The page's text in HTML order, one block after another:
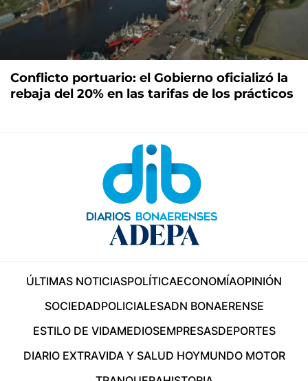
Conflicto portuario: el Gobierno oficializó la
rebaja del 20% en las tarifas de los prácticos
ÚLTIMAS NOTICIASPOLÍTICAECONOMÍAOPINIÓN
SOCIEDADPOLICIALESADN BONAERENSE
ESTILO DE VIDAMEDIOSEMPRESASDEPORTES
DIARIO EXTRAVIDA Y SALUD HOYMUNDO MOTOR